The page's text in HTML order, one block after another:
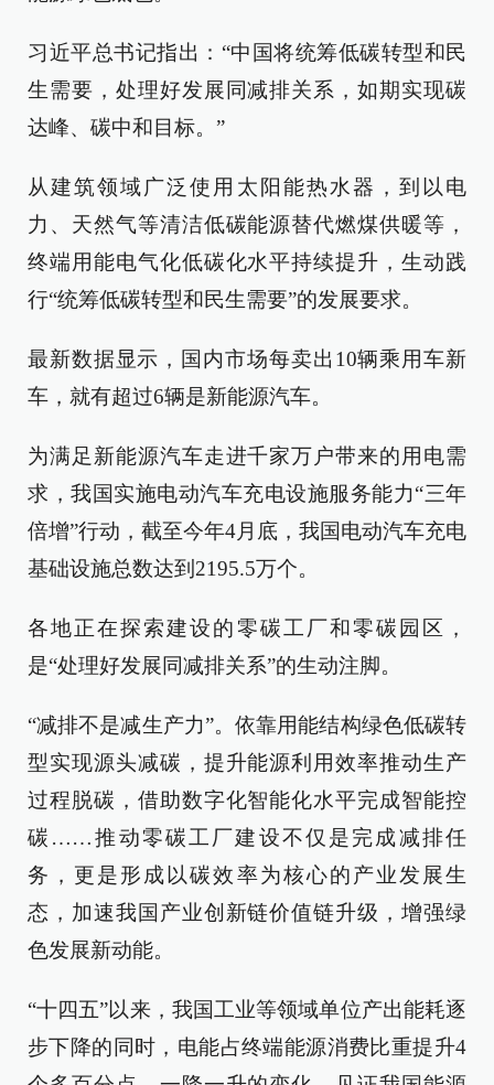
习近平总书记指出：“中国将统筹低碳转型和民
生需要，处理好发展同减排关系，如期实现碳
达峰、碳中和目标。”
从建筑领域广泛使用太阳能热水器，到以电
力、天然气等清洁低碳能源替代燃煤供暖等，
终端用能电气化低碳化水平持续提升，生动践
行“统筹低碳转型和民生需要”的发展要求。
最新数据显示，国内市场每卖出10辆乘用车新
车，就有超过6辆是新能源汽车。
为满足新能源汽车走进千家万户带来的用电需
求，我国实施电动汽车充电设施服务能力“三年
倍增”行动，截至今年4月底，我国电动汽车充电
基础设施总数达到2195.5万个。
各地正在探索建设的零碳工厂和零碳园区，
是“处理好发展同减排关系”的生动注脚。
“减排不是减生产力”。依靠用能结构绿色低碳转
型实现源头减碳，提升能源利用效率推动生产
过程脱碳，借助数字化智能化水平完成智能控
碳……推动零碳工厂建设不仅是完成减排任
务，更是形成以碳效率为核心的产业发展生
态，加速我国产业创新链价值链升级，增强绿
色发展新动能。
“十四五”以来，我国工业等领域单位产出能耗逐
步下降的同时，电能占终端能源消费比重提升4